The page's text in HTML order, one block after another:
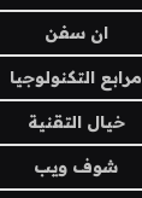
ان سفن
مرابع التكنولوجيا
خيال التقنية
شوف ويب